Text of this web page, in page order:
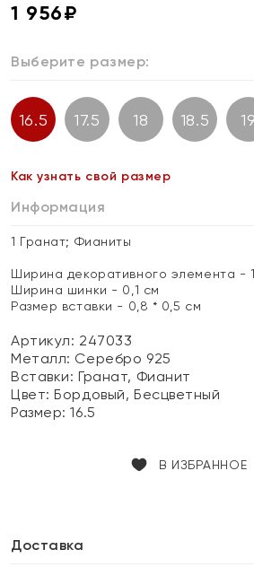
1 956₽
Выберите размер:
16.5 17.5 18 18.5 19
Как узнать свой размер
Информация
1 Гранат; Фианиты
Ширина декоративного элемента -
Ширина шинки - 0,1 см
Размер вставки - 0,8 * 0,5 см
Артикул: 247033
Металл: Серебро 925
Вставки:Гранат, Фианит
Цвет:Бордовый, Бесцветный
Размер:16.5
В ИЗБРАННОЕ
Доставка